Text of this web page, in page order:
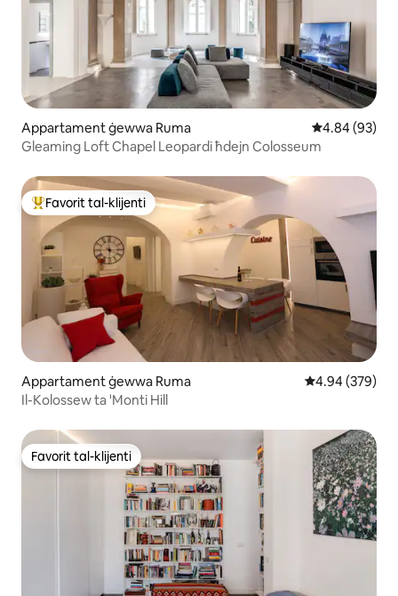
Appartament ġewwa Ruma Rating medju
4.84 (93)
Gleaming Loft Chapel Leopardi ħdejn Colosseum
Wieħed mill-aqwa favoriti tal-klijenti
Favorit tal-klijenti
Appartament ġewwa Ruma Rating medju
4.94 (379)
Il-Kolossew ta 'Monti Hill
Favorit tal-klijenti
Favorit tal-klijenti